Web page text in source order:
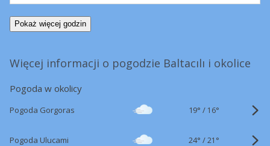
Pokaż więcej godzin
Więcej informacji o pogodzie Baltacılı i okolice
Pogoda w okolicy
Pogoda Gorgoras 19° / 16°
Pogoda Ulucami 24° /21°